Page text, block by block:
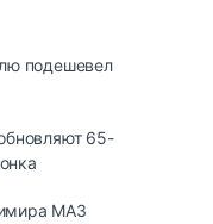
подешевел
65-
МАЗ